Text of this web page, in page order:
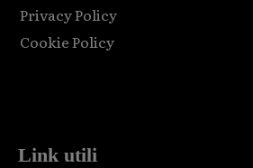
Privacy Policy
Cookie Policy
Link utili